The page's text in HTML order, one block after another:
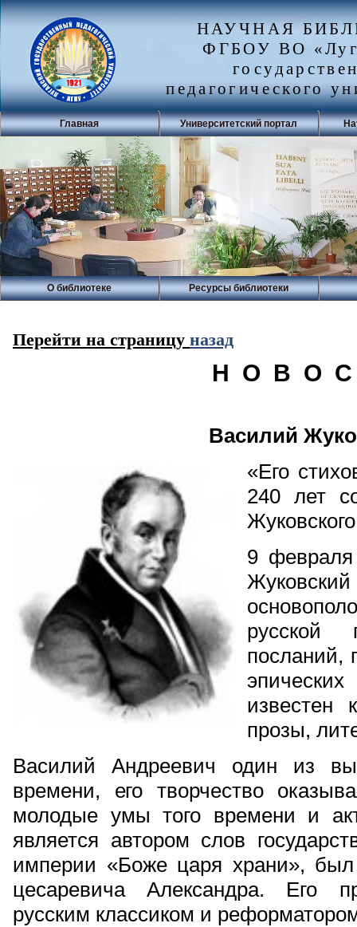
НАУЧНАЯ
ФГБОУ ВО
педагогического
Главная Университетский портал
О библиотеке Ресурсы библиотеки
Перейти на страницу назад
Н О В О
Василий
«Его
240 лет
9
русской
посланий,
известен
прозы,
Василий Андреевич один из
времени, его творчество
молодые умы того времени и
является автором слов
империи «Боже царя храни», был
цесаревича Александра. Его
русским классиком и